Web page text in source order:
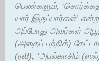
பெண்களும்,
யார் இருப்பார்கள்’
அப்போது அவர்கள்
(அதைப் பற்றிக்)
(ரலி), ‘அபுல்காசிம்